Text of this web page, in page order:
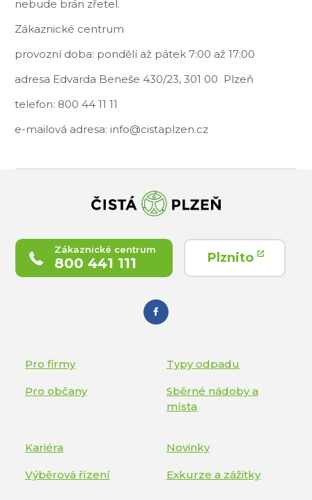
nebude brán zřetel.
Zákaznické centrum
provozní doba: pondělí až pátek 7:00 až 17:00
adresa Edvarda Beneše 430/23, 301 00 Plzeň
telefon: 800 44 11 11
e-mailová adresa: info@cistaplzen.cz
Zákaznické centrum
800 441 111 Plznito
Pro firmy
Pro občany
Typy odpadu
Sběrné nádoby a
místa
Kariéra
Výběrová řízení
Novinky
Exkurze a zážitky